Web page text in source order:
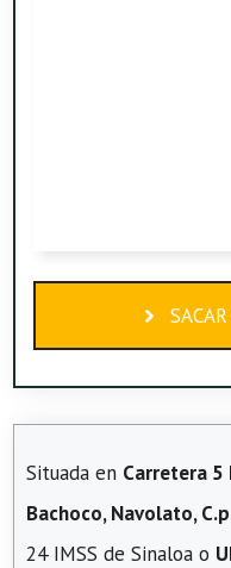
Situada en Carretera 5
Bachoco, Navolato,
24 IMSS de Sinaloa o